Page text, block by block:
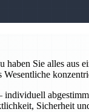
Sie alles aus
individuell
Sicherheit